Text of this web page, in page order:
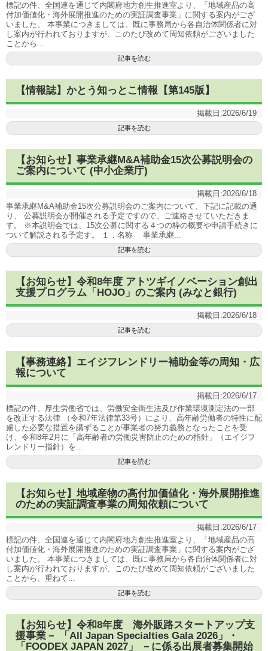
標記の件、全国連を通じて内閣府地方創生推進室より、「地域産品の高
付加価値化・海外展開推進のための実証調査事業」に関する案内がござ
いました。 本事業につきましては、既に事務局から各自治体関係者に対
し案内が行われておりますが、このたび改めて周知依頼がございました
ことから...
記事を読む
【情報誌】かとう知っとこ情報【第145版】
掲載日:2026/6/19
記事を読む
【お知らせ】事業承継M&A補助金15次公募説明会の
ご案内について (中小企業庁)
掲載日:2026/6/18
事業承継M&A補助金15次公募説明会のご案内について、下記に記載の通
り、 公募説明会が開催される予定ですので、ご連絡させていただきま
す。 ※本説明会では、15次公募に関する４つの枠の概要や申請手続きに
ついて解説される予定す。 １．名称 事業承継...
記事を読む
【お知らせ】令和8年度 アトツギイノベーション創出
支援プログラム「HOJO」のご案内 (みなと銀行)
掲載日:2026/6/18
記事を読む
【事務連絡】エイジフレンドリー補助金等の周知・広
報について
掲載日:2026/6/17
標記の件、厚生労働省では、労働安全衛生法及び作業環境測定法の一部
を改正する法律 （令和7年法律第33号）により、高年齢労働者の特性に配
慮した必要な措置を講ずることが事業者の努力義務となったことを受
け、令和8年2月に「高年齢者の労働災害防止のための指針」（エイジフ
レンドリー指針）を...
記事を読む
【お知らせ】地域産物の高付加価値化・海外展開推進
のための実証調査事業の周知依頼について
掲載日:2026/6/17
標記の件、全国連を通じて内閣府地方創生推進室より、「地域産品の高
付加価値化・海外展開推進のための実証調査事業」に関する案内がござ
いました。 本事業につきましては、既に事務局から各自治体関係者に対
し案内が行われておりますが、このたび改めて周知依頼がございました
ことから、重ねて...
記事を読む
【お知らせ】令和8年度 海外販路スタートアップ支
援事業－ 「All Japan Specialties Gala 2026」・
「FOODEX JAPAN 2027」 －に係る出展者募集開始